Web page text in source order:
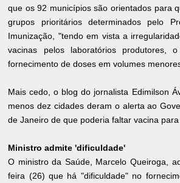
que os 92 municípios são orientados para
grupos prioritários determinados pelo
Imunização, "tendo em vista a
vacinas pelos laboratórios produtores,
fornecimento de doses em volumes
Mais cedo, o blog do jornalista Edimilson
menos dez cidades deram o alerta ao
de Janeiro de que poderia faltar vacina
Ministro admite 'dificuldade'
O ministro da Saúde, Marcelo Queiroga,
feira (26) que há "dificuldade" no